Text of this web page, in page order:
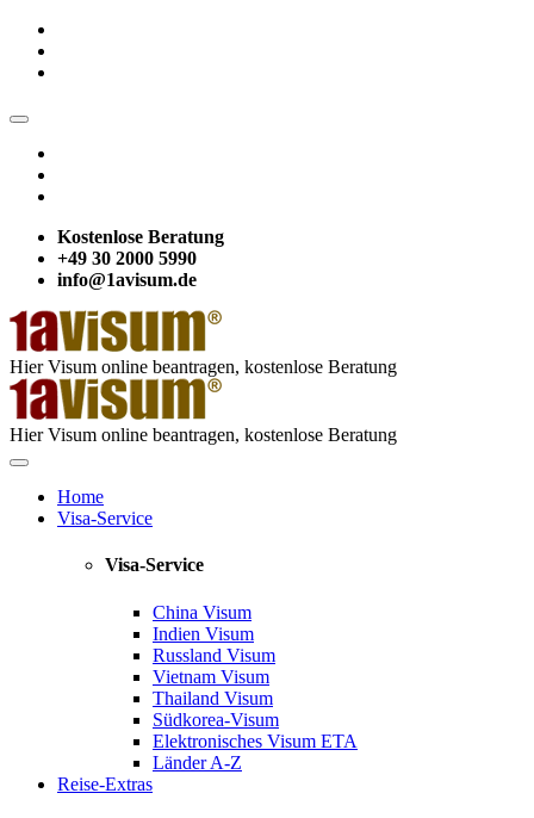
Kostenlose Beratung
+49 30 2000 5990
info@1avisum.de
Hier Visum online beantragen, kostenlose Beratung
Hier Visum online beantragen, kostenlose Beratung
Home
Visa-Service
Visa-Service
China Visum
Indien Visum
Russland Visum
Vietnam Visum
Thailand Visum
Südkorea-Visum
Elektronisches Visum ETA
Länder A-Z
Reise-Extras